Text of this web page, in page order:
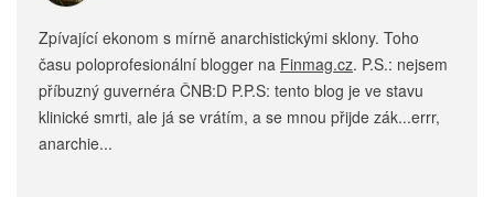
Zpívající ekonom s mírně anarchistickými sklony. Toho
času poloprofesionální blogger na Finmag.cz. P.S.: nejsem
příbuzný guvernéra ČNB:D P.P.S: tento blog je ve stavu
klinické smrti, ale já se vrátím, a se mnou přijde zák...errr,
anarchie...